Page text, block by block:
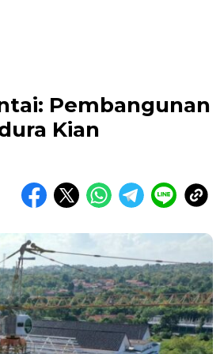
Pembangunan
Kian